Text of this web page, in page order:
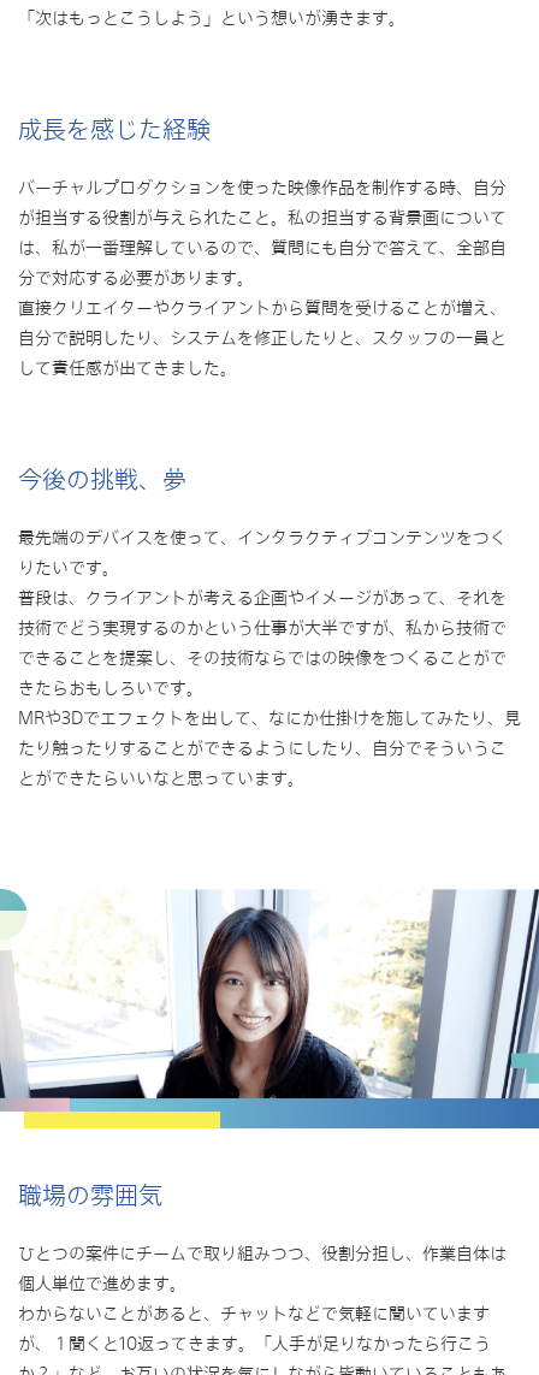
「次はもっとこうしよう」という想いが湧きます。
成長を感じた経験
バーチャルプロダクションを使った映像作品を制作する時、自分
が担当する役割が与えられたこと。私の担当する背景画について
は、私が一番理解しているので、質問にも自分で答えて、全部自
分で対応する必要があります。
直接クリエイターやクライアントから質問を受けることが増え、
自分で説明したり、システムを修正したりと、スタッフの一員と
して責任感が出てきました。
今後の挑戦、夢
最先端のデバイスを使って、インタラクティブコンテンツをつく
りたいです。
普段は、クライアントが考える企画やイメージがあって、それを
技術でどう実現するのかという仕事が大半ですが、私から技術で
できることを提案し、その技術ならではの映像をつくることがで
きたらおもしろいです。
MRや3Dでエフェクトを出して、なにか仕掛けを施してみたり、見
たり触ったりすることができるようにしたり、自分でそういうこ
とができたらいいなと思っています。
職場の雰囲気
ひとつの案件にチームで取り組みつつ、役割分担し、作業自体は
個人単位で進めます。
わからないことがあると、チャットなどで気軽に聞いています
が、１聞くと10返ってきます。「人手が足りなかったら行こう